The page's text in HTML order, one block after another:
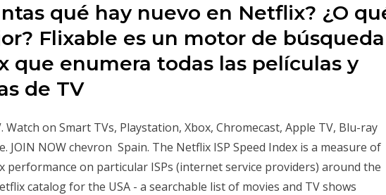
qué hay nuevo en Netflix? ¿O
Flixable es un motor de búsqueda
que enumera todas las películas y
de TV
Watch on Smart TVs, Playstation, Xbox, Chromecast, Apple TV, Blu-ray
JOIN NOW chevron Spain. The Netflix ISP Speed Index is a measure of
performance on particular ISPs (internet service providers) around the
catalog for the USA - a searchable list of movies and TV shows